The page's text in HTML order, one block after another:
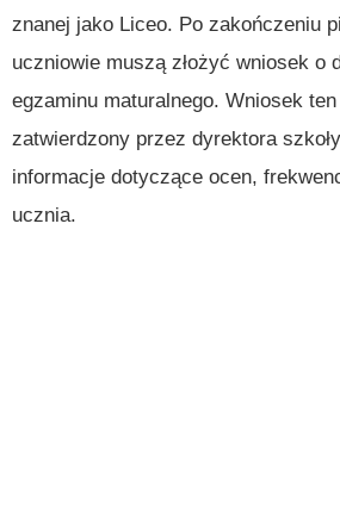
znanej jako Liceo. Po zakończeniu
uczniowie muszą złożyć wniosek o
egzaminu maturalnego. Wniosek
zatwierdzony przez dyrektora
informacje dotyczące ocen,
ucznia.